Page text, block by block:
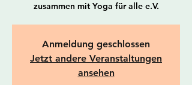
zusammen mit Yoga für alle e.V.
Anmeldung geschlossen
Jetzt andere Veranstaltungen
ansehen